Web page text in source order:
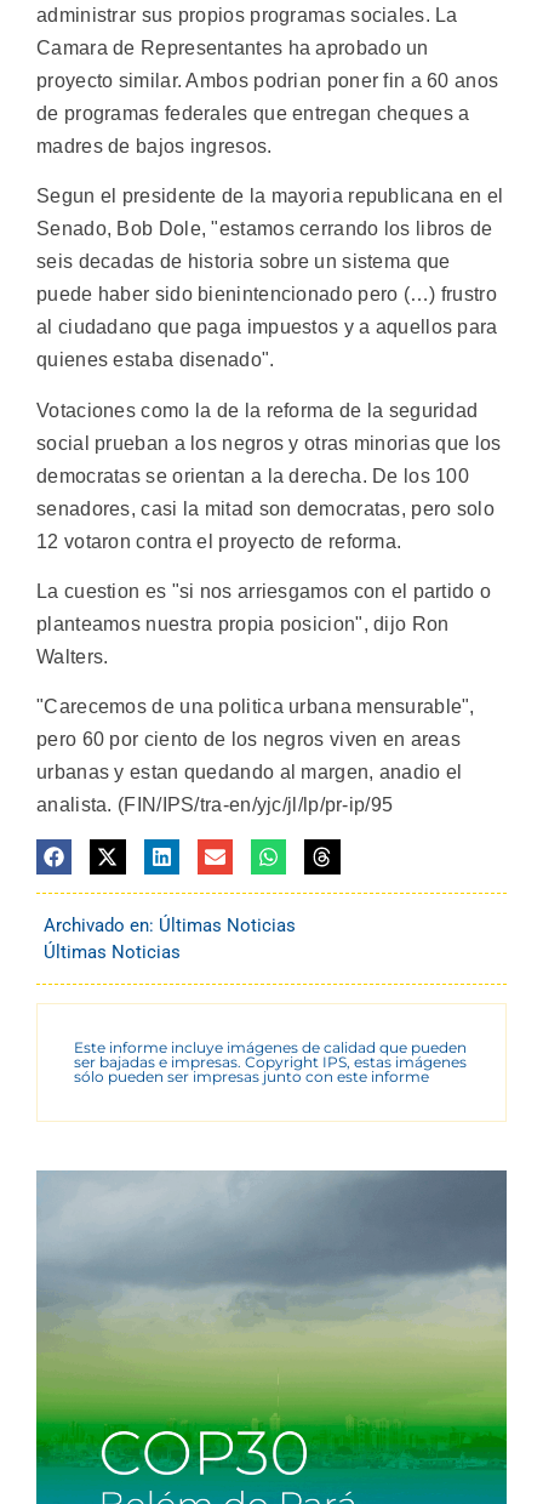
administrar sus propios programas sociales. La
Camara de Representantes ha aprobado un
proyecto similar. Ambos podrian poner fin a 60 anos
de programas federales que entregan cheques a
madres de bajos ingresos.
Segun el presidente de la mayoria republicana en el
Senado, Bob Dole, "estamos cerrando los libros de
seis decadas de historia sobre un sistema que
puede haber sido bienintencionado pero (…) frustro
al ciudadano que paga impuestos y a aquellos para
quienes estaba disenado".
Votaciones como la de la reforma de la seguridad
social prueban a los negros y otras minorias que los
democratas se orientan a la derecha. De los 100
senadores, casi la mitad son democratas, pero solo
12 votaron contra el proyecto de reforma.
La cuestion es "si nos arriesgamos con el partido o
planteamos nuestra propia posicion", dijo Ron
Walters.
"Carecemos de una politica urbana mensurable",
pero 60 por ciento de los negros viven en areas
urbanas y estan quedando al margen, anadio el
analista. (FIN/IPS/tra-en/yjc/jl/lp/pr-ip/95
Archivado en: Últimas Noticias
Últimas Noticias
Este informe incluye imágenes de calidad que pueden
ser bajadas e impresas. Copyright IPS, estas imágenes
sólo pueden ser impresas junto con este informe